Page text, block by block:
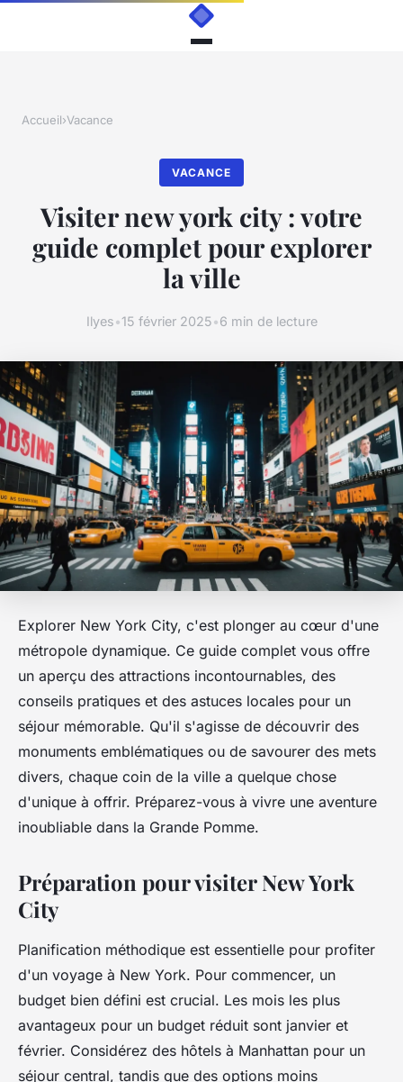
Accueil›Vacance
VACANCE
Visiter new york city : votre
guide complet pour explorer
la ville
Ilyes•15 février 2025•6 min de lecture
Explorer New York City, c'est plonger au cœur d'une
métropole dynamique. Ce guide complet vous offre
un aperçu des attractions incontournables, des
conseils pratiques et des astuces locales pour un
séjour mémorable. Qu'il s'agisse de découvrir des
monuments emblématiques ou de savourer des mets
divers, chaque coin de la ville a quelque chose
d'unique à offrir. Préparez-vous à vivre une aventure
inoubliable dans la Grande Pomme.
Préparation pour visiter New York
City
Planification méthodique est essentielle pour profiter
d'un voyage à New York. Pour commencer, un
budget bien défini est crucial. Les mois les plus
avantageux pour un budget réduit sont janvier et
février. Considérez des hôtels à Manhattan pour un
séjour central, tandis que des options moins